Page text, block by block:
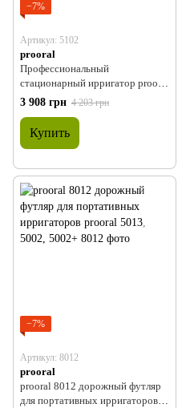
−7%
Артикул: 5102
prooral
Профессиональный
стационарный ирригатор prooral
5102 для полости рта
3 908 грн 4 203 грн
Купить
−7%
Артикул: 8012
prooral
prooral 8012 дорожный футляр
для портативных ирригаторов